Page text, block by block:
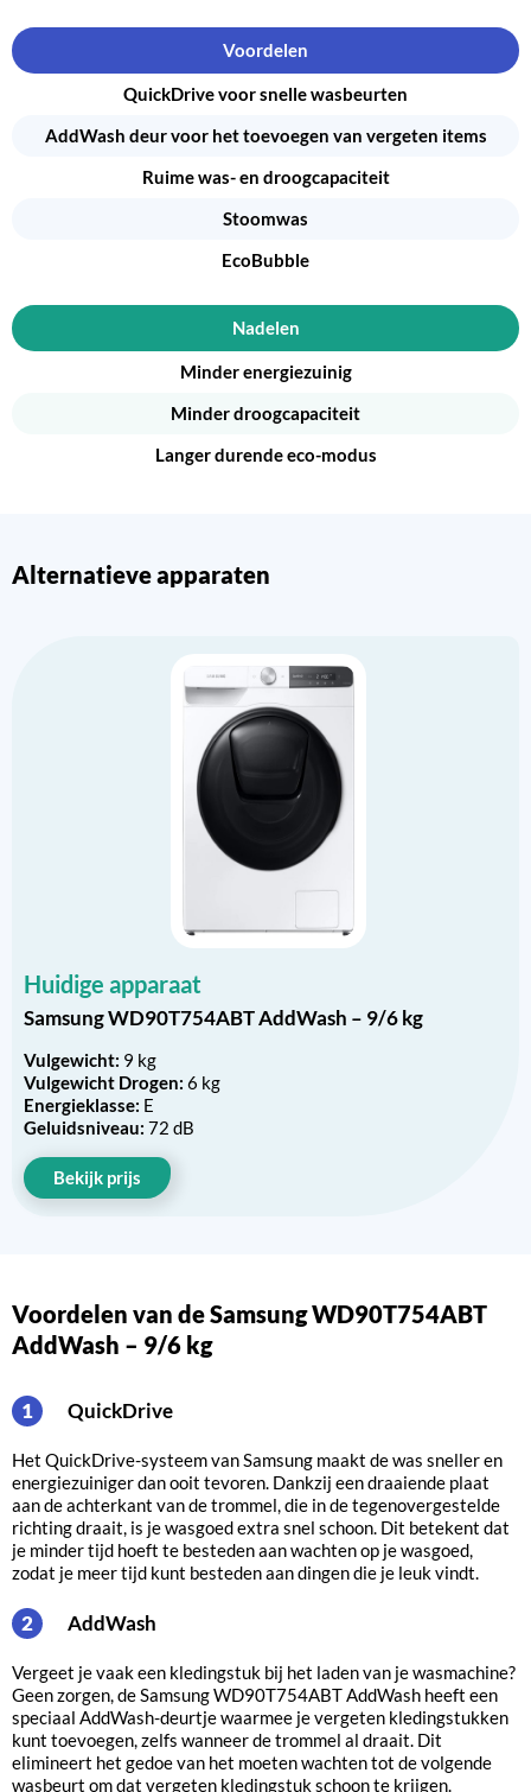
Voordelen
QuickDrive voor snelle wasbeurten
AddWash deur voor het toevoegen van vergeten items
Ruime was- en droogcapaciteit
Stoomwas
EcoBubble
Nadelen
Minder energiezuinig
Minder droogcapaciteit
Langer durende eco-modus
Alternatieve apparaten
Huidige apparaat
Samsung WD90T754ABT AddWash – 9/6 kg
Vulgewicht: 9 kg
Vulgewicht Drogen: 6 kg
Energieklasse: E
Geluidsniveau: 72 dB
Bekijk prijs
Voordelen van de Samsung WD90T754ABT
AddWash – 9/6 kg
1 QuickDrive
Het QuickDrive-systeem van Samsung maakt de was sneller en
energiezuiniger dan ooit tevoren. Dankzij een draaiende plaat
aan de achterkant van de trommel, die in de tegenovergestelde
richting draait, is je wasgoed extra snel schoon. Dit betekent dat
je minder tijd hoeft te besteden aan wachten op je wasgoed,
zodat je meer tijd kunt besteden aan dingen die je leuk vindt.
2 AddWash
Vergeet je vaak een kledingstuk bij het laden van je wasmachine?
Geen zorgen, de Samsung WD90T754ABT AddWash heeft een
speciaal AddWash-deurtje waarmee je vergeten kledingstukken
kunt toevoegen, zelfs wanneer de trommel al draait. Dit
elimineert het gedoe van het moeten wachten tot de volgende
wasbeurt om dat vergeten kledingstuk schoon te krijgen.